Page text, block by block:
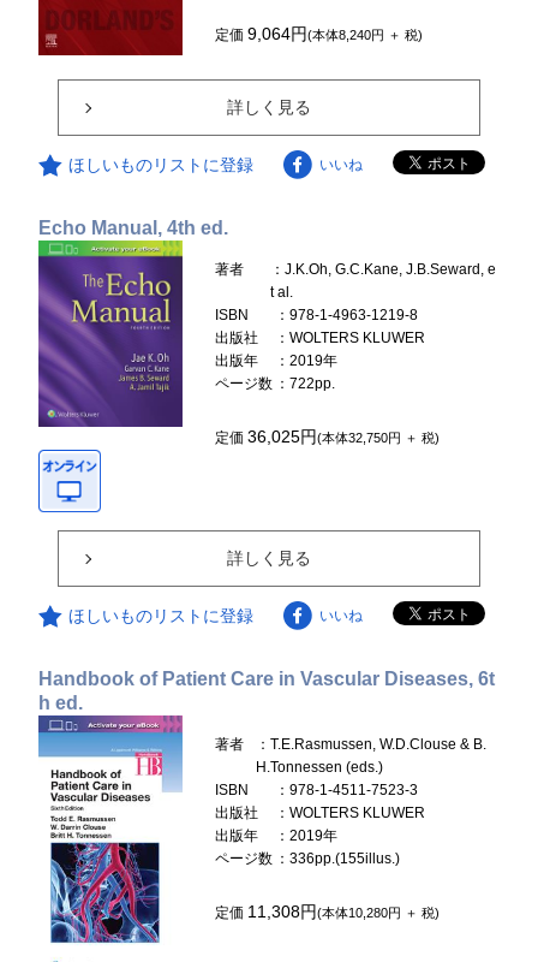
定価9,064円(本体8,240円 ＋ 税)
詳しく見る
ほしいものリストに登録 いいね
Echo Manual, 4th ed.
著者
：J.K.Oh, G.C.Kane, J.B.Seward, e
t al.
ISBN
：978-1-4963-1219-8
出版社
：WOLTERS KLUWER
出版年
：2019年
ページ数 ：722pp.
定価36,025円(本体32,750円 ＋ 税)
詳しく見る
ほしいものリストに登録 いいね
Handbook of Patient Care in Vascular Diseases, 6t
h ed.
著者
：T.E.Rasmussen, W.D.Clouse & B.
H.Tonnessen (eds.)
ISBN
：978-1-4511-7523-3
出版社
：WOLTERS KLUWER
出版年
：2019年
ページ数 ：336pp.(155illus.)
定価 11,308円(本体10,280円 ＋ 税)